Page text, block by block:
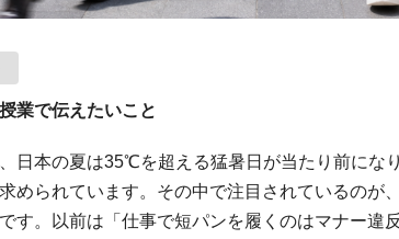
業で伝えたいこと
日本の夏は35℃を超える猛暑日が当たり前にな
求められています。その中で注目されているの
す。以前は「仕事で短パンを履くのはマナー違